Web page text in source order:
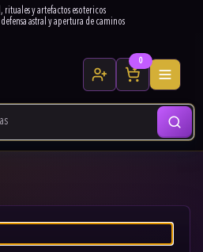
rituales y artefactos esotericos
astral y apertura de caminos
0